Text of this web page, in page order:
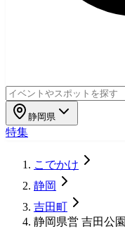
静岡県
特集
こでかけ
静岡
吉田町
静岡県営 吉田公園